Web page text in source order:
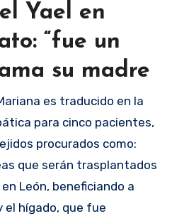
Yael en
“fue un
su madre
es traducido en la
para cinco pacientes,
procurados como:
que serán trasplantados
en León, beneficiando a
el hígado, que fue